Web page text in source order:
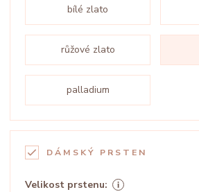
bílé zlato
růžové zlato
palladium
DÁMSKÝ PRSTEN
Velikost prstenu: